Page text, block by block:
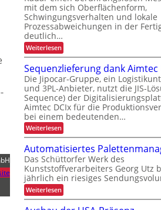
t
a
l
t
e
r
e
c
y
c
l
i
n
g
h
ö
f
e
m
i
e
u
n
P
r
ä
z
i
s
i
o
n
i
m
i
n
i
t
s
i
c
h
e
r
h
e
i
t
d
u
r
c
h
mit dem sich Oberflächenform,
Schwingungsverhalten und lokale
Prozessabweichungen in der
deutlich…
Weiterlesen:
S
c
h
n
e
l
l
e
r
e
P
r
o
z
e
s
s
r
Sequenzlieferung dank Aimtec
Die Jipocar-Gruppe, ein
und 3PL-Anbieter, nutzt die JIS-
Sequence) der
Aimtec DCIx für die
bei einem bedeutenden…
Weiterlesen:
S
e
q
u
e
n
z
l
i
Automatisiertes
Das Schüttorfer Werk des
Kunststoffverarbeiters Georg Utz
jährlich ein riesiges
Weiterlesen:
A
u